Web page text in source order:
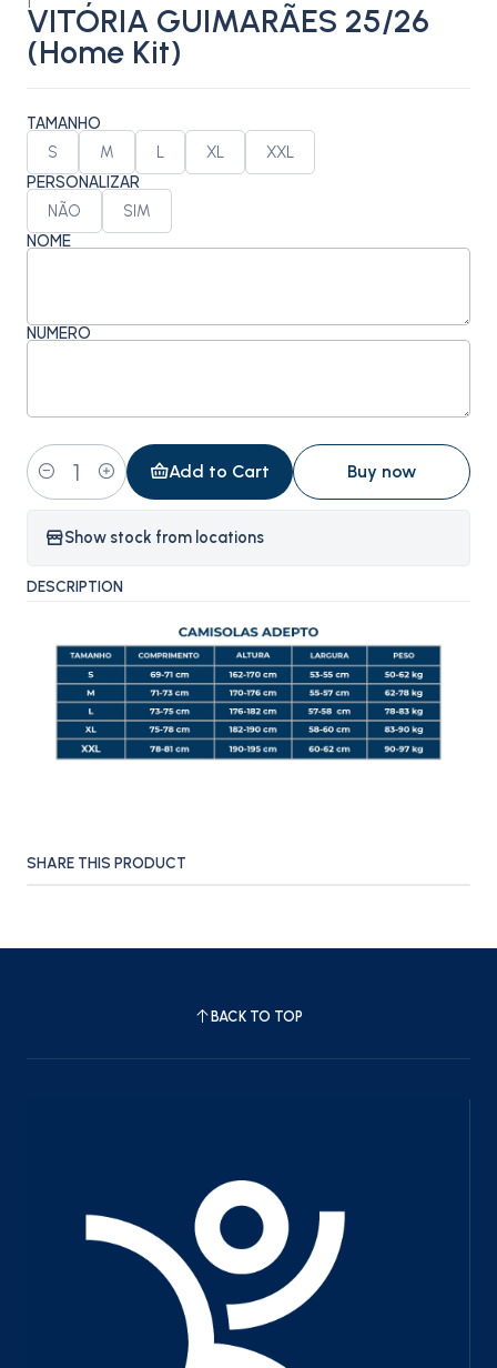
VITÓRIA GUIMARÃES 25/26
(Home Kit)
TAMANHO
S M L XL XXL
PERSONALIZAR
NÃO SIM
NOME
NÚMERO
Quantity
Add to Cart Buy now
Show stock from locations
DESCRIPTION
SHARE THIS PRODUCT
BACK TO TOP